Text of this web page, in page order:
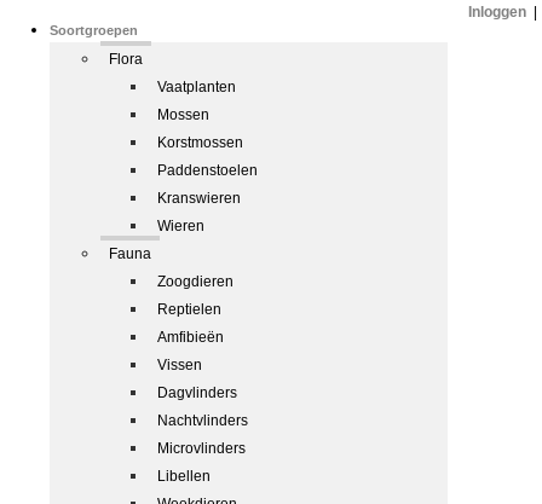
Soortgroepen
Flora
Vaatplanten
Mossen
Korstmossen
Paddenstoelen
Kranswieren
Wieren
Fauna
Zoogdieren
Reptielen
Amfibieën
Vissen
Dagvlinders
Nachtvlinders
Microvlinders
Libellen
Inloggen